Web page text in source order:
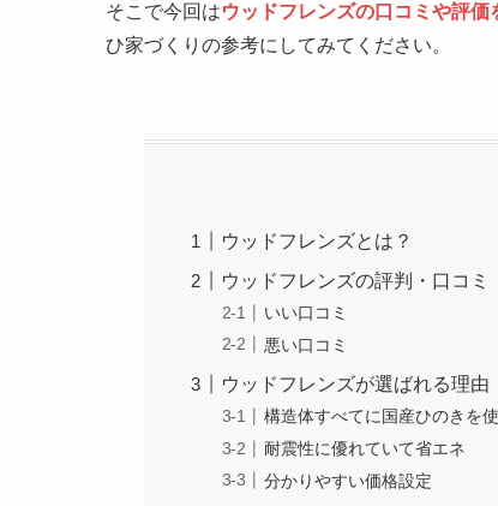
そこで今回はウッドフレンズの口コミや評価
ひ家づくりの参考にしてみてください。
ウッドフレンズとは？
ウッドフレンズの評判・口コミ
いい口コミ
悪い口コミ
ウッドフレンズが選ばれる理由
構造体すべてに国産ひのきを
耐震性に優れていて省エネ
分かりやすい価格設定